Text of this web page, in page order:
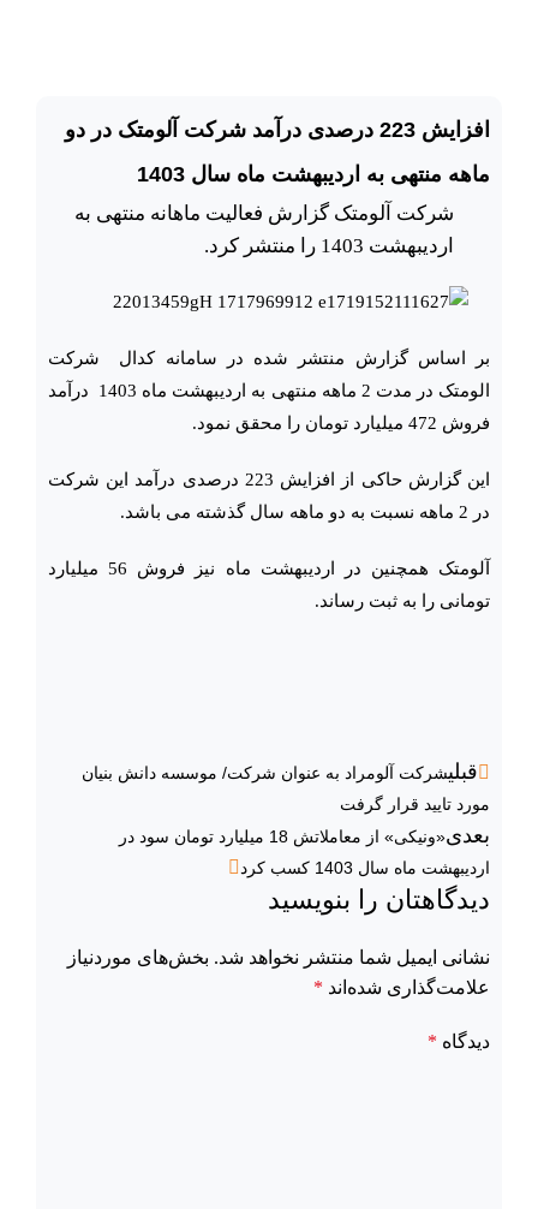
افزایش 223 درصدی درآمد شرکت آلومتک در دو
ماهه منتهی به اردیبهشت ماه سال 1403
شرکت آلومتک گزارش فعالیت ماهانه منتهی به
اردیبهشت 1403 را منتشر کرد.
بر اساس گزارش منتشر شده در سامانه کدال شرکت
الومتک در مدت 2 ماهه منتهی به اردیبهشت ماه 1403 درآمد
فروش 472 میلیارد تومان را محقق نمود.
این گزارش حاکی از افزایش 223 درصدی درآمد این شرکت
در 2 ماهه نسبت به دو ماهه سال گذشته می باشد.
آلومتک همچنین در اردیبهشت ماه نیز فروش 56 میلیارد
تومانی را به ثبت رساند.
قبلیشرکت آلومراد به عنوان شرکت/ موسسه دانش بنیان
مورد تایید قرار گرفت
بعدی
«ونیکی» از معاملاتش 18 میلیارد تومان سود در
اردیبهشت ماه سال 1403 کسب کرد
دیدگاهتان را بنویسید
نشانی ایمیل شما منتشر نخواهد شد. بخش‌های موردنیاز
علامت‌گذاری شده‌اند *
دیدگاه *